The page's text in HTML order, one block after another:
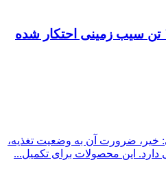
کشف یک هزار و ۱۰۰ تن سیب زمینی احتکار شده
ضرورت آن به وضعیت تغذیه،
این محصولات برای تکمیل...